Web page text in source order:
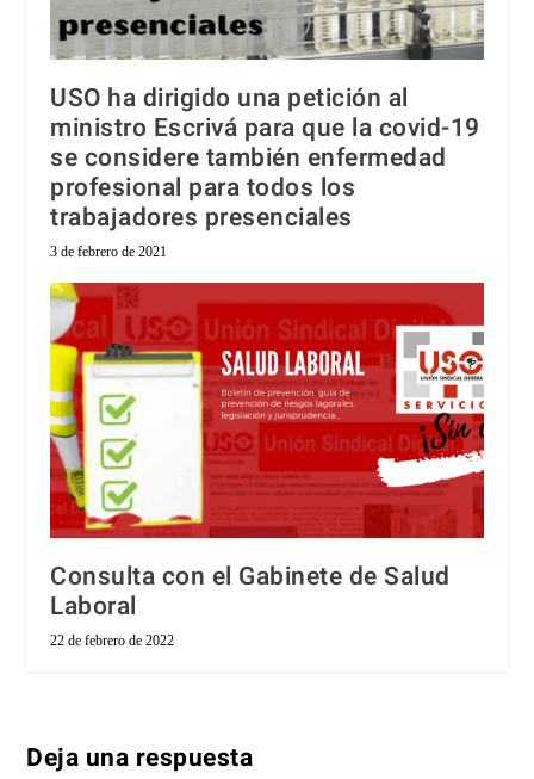
USO ha dirigido una petición al
ministro Escrivá para que la covid-19
se considere también enfermedad
profesional para todos los
trabajadores presenciales
3 de febrero de 2021
Consulta con el Gabinete de Salud
Laboral
22 de febrero de 2022
Deja una respuesta